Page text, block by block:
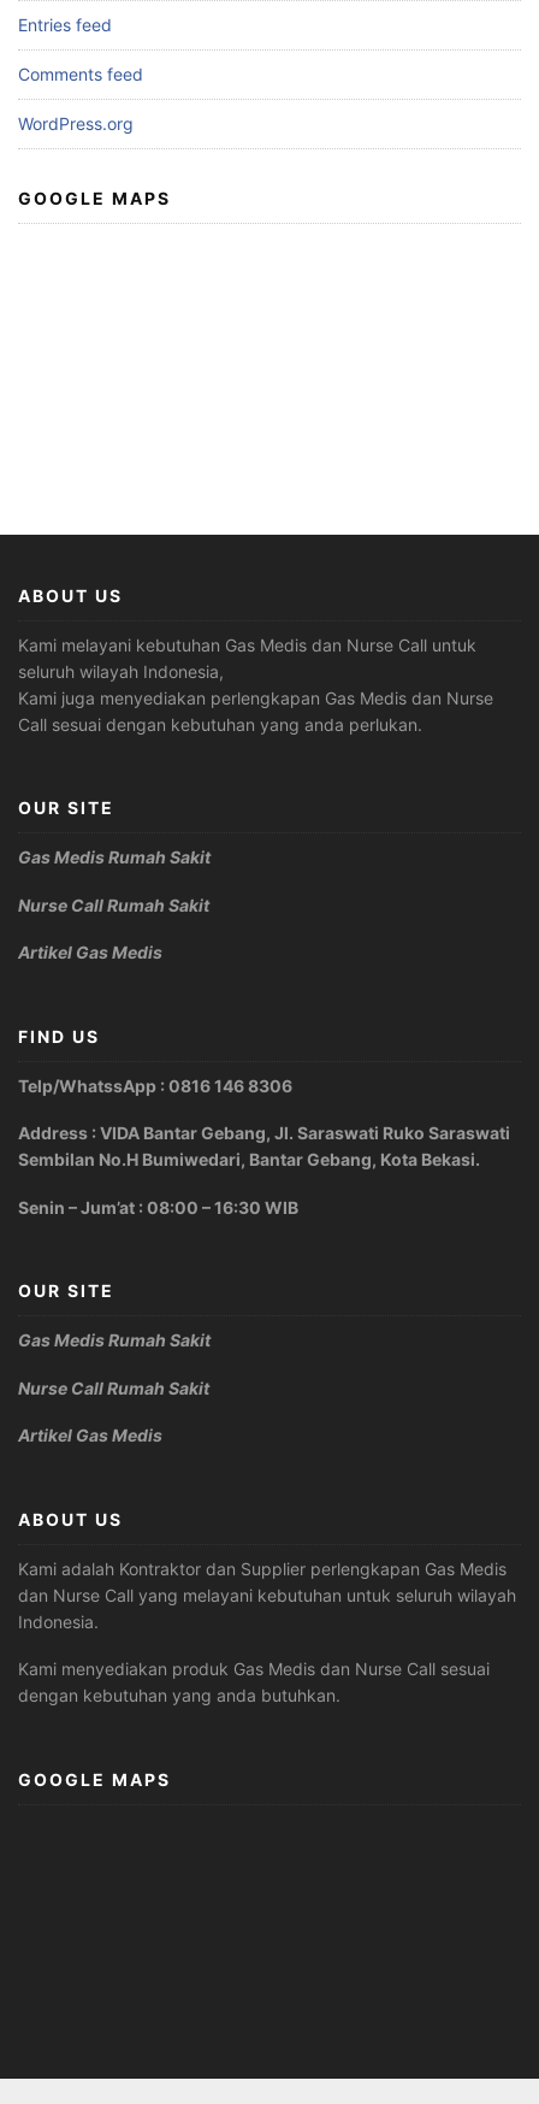
Entries feed
Comments feed
WordPress.org
GOOGLE MAPS
ABOUT US
Kami melayani kebutuhan Gas Medis dan Nurse Call untuk
seluruh wilayah Indonesia,
Kami juga menyediakan perlengkapan Gas Medis dan Nurse
Call sesuai dengan kebutuhan yang anda perlukan.
OUR SITE
Gas Medis Rumah Sakit
Nurse Call Rumah Sakit
Artikel Gas Medis
FIND US
Telp/WhatssApp : 0816 146 8306
Address : VIDA Bantar Gebang, Jl. Saraswati Ruko Saraswati
Sembilan No.H Bumiwedari, Bantar Gebang, Kota Bekasi.
Senin – Jum’at : 08:00 – 16:30 WIB
OUR SITE
Gas Medis Rumah Sakit
Nurse Call Rumah Sakit
Artikel Gas Medis
ABOUT US
Kami adalah Kontraktor dan Supplier perlengkapan Gas Medis
dan Nurse Call yang melayani kebutuhan untuk seluruh wilayah
Indonesia.
Kami menyediakan produk Gas Medis dan Nurse Call sesuai
dengan kebutuhan yang anda butuhkan.
GOOGLE MAPS